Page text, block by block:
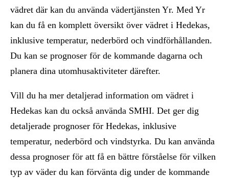
vädret där kan du använda vädertjänsten Yr. Med Yr
kan du få en komplett översikt över vädret i Hedekas,
inklusive temperatur, nederbörd och vindförhållanden.
Du kan se prognoser för de kommande dagarna och
planera dina utomhusaktiviteter därefter.
Vill du ha mer detaljerad information om vädret i
Hedekas kan du också använda SMHI. Det ger dig
detaljerade prognoser för Hedekas, inklusive
temperatur, nederbörd och vindstyrka. Du kan använda
dessa prognoser för att få en bättre förståelse för vilken
typ av väder du kan förvänta dig under de kommande